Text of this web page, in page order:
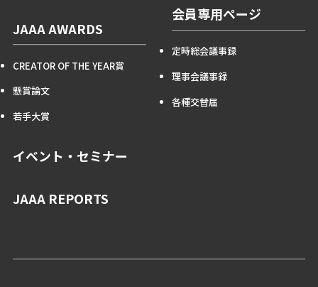
JAAA AWARDS
CREATOR OF THE YEAR賞
懸賞論文
若手大賞
イベント・セミナー
JAAA REPORTS
会員専用ページ
定時総会議事録
理事会議事録
各種交替届